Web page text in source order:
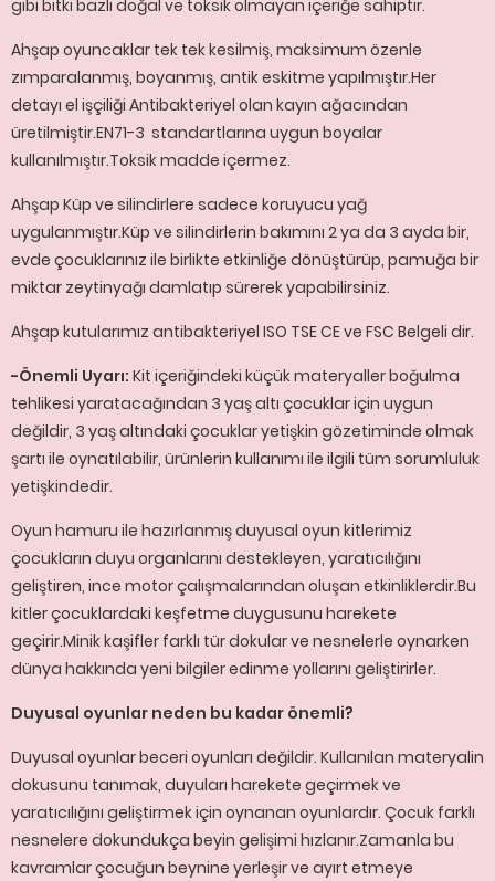
gibi bitki bazlı doğal ve toksik olmayan içeriğe sahiptir.
Ahşap oyuncaklar tek tek kesilmiş, maksimum özenle
zımparalanmış, boyanmış, antik eskitme yapılmıştır.Her
detayı el işçiliği Antibakteriyel olan kayın ağacından
üretilmiştir.EN71-3 standartlarına uygun boyalar
kullanılmıştır.Toksik madde içermez.
Ahşap Küp ve silindirlere sadece koruyucu yağ
uygulanmıştır.Küp ve silindirlerin bakımını 2 ya da 3 ayda bir,
evde çocuklarınız ile birlikte etkinliğe dönüştürüp, pamuğa bir
miktar zeytinyağı damlatıp sürerek yapabilirsiniz.
Ahşap kutularımız antibakteriyel ISO TSE CE ve FSC Belgeli dir.
-Önemli Uyarı: Kit içeriğindeki küçük materyaller boğulma
tehlikesi yaratacağından 3 yaş altı çocuklar için uygun
değildir, 3 yaş altındaki çocuklar yetişkin gözetiminde olmak
şartı ile oynatılabilir, ürünlerin kullanımı ile ilgili tüm sorumluluk
yetişkindedir.
Oyun hamuru ile hazırlanmış duyusal oyun kitlerimiz
çocukların duyu organlarını destekleyen, yaratıcılığını
geliştiren, ince motor çalışmalarından oluşan etkinliklerdir.Bu
kitler çocuklardaki keşfetme duygusunu harekete
geçirir.Minik kaşifler farklı tür dokular ve nesnelerle oynarken
dünya hakkında yeni bilgiler edinme yollarını geliştirirler.
Duyusal oyunlar neden bu kadar önemli?
Duyusal oyunlar beceri oyunları değildir. Kullanılan materyalin
dokusunu tanımak, duyuları harekete geçirmek ve
yaratıcılığını geliştirmek için oynanan oyunlardır. Çocuk farklı
nesnelere dokundukça beyin gelişimi hızlanır.Zamanla bu
kavramlar çocuğun beynine yerleşir ve ayırt etmeye